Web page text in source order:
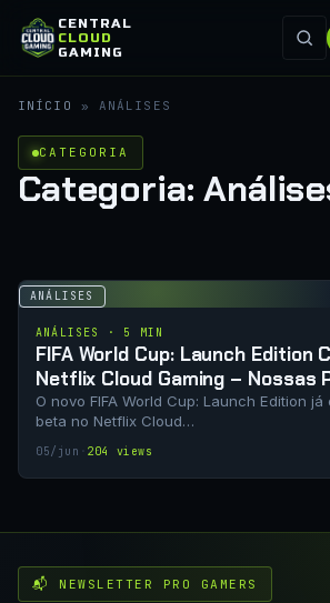
CENTRAL
CLOUD
GAMING
INÍCIO » ANÁLISES
CATEGORIA
Categoria:
ANÁLISES
ANÁLISES · 5 MIN
FIFA World Cup: Launch Edition
Netflix Cloud Gaming – Nossas
Impressões no Brasil
O novo FIFA World Cup: Launch Edition
beta no Netflix Cloud…
05/jun · 204 views
📬 NEWSLETTER PRO GAMERS